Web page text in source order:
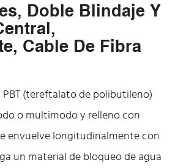
Doble Blindaje Y
Cable De Fibra
(tereftalato de polibutileno)
o multimodo y relleno con
envuelve longitudinalmente con
un material de bloqueo de agua